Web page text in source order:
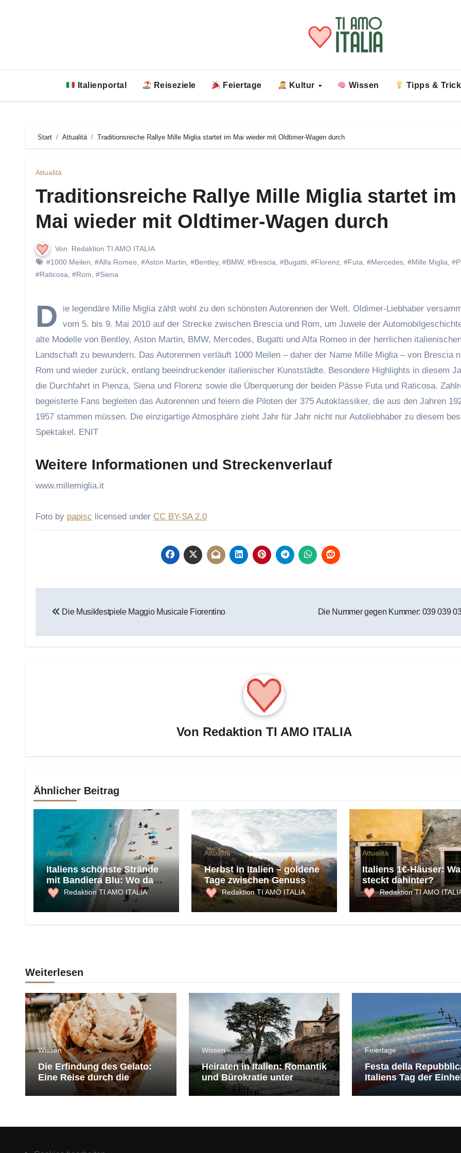
Italienportal Reiseziele Feiertage Kultur Wissen Tipps &
Start Attualità Traditionsreiche Rallye Mille Miglia startet im Mai wieder mit Oldtimer-Wagen durch
Attualità
Traditionsreiche Rallye Mille Miglia startet im
Mai wieder mit Oldtimer-Wagen durch
Von
Redaktion TI AMO ITALIA
#1000 Meilen #Alfa Romeo #Aston Martin #Bentley, #BMW, #Brescia #Bugatti #Florenz #Futa #Mercedes #Mille Miglia
#Raticosa #Rom #Siena
D
ie legendäre Mille Miglia zählt wohl zu den schönsten Autorennen der Welt. Oldimer-Liebhaber
vom 5. bis 9. Mai 2010 auf der Strecke zwischen Brescia und Rom, um Juwele der
alte Modelle von Bentley, Aston Martin, BMW, Mercedes, Bugatti und Alfa Romeo in der herrlichen
Landschaft zu bewundern. Das Autorennen verläuft 1000 Meilen – daher der Name Mille Miglia – von Brescia
Rom und wieder zurück, entlang beeindruckender italienischer Kunststädte. Besondere Highlights in diesem
die Durchfahrt in Pienza, Siena und Florenz sowie die Überquerung der beiden Pässe Futa und Raticosa.
begeisterte Fans begleiten das Autorennen und feiern die Piloten der 375 Autoklassiker, die aus den Jahren
1957 stammen müssen. Die einzigartige Atmosphäre zieht Jahr für Jahr nicht nur Autoliebhaber zu diesem
Spektakel. ENIT
Weitere Informationen und Streckenverlauf
www.millemiglia.it
Foto by papisc licensed under CC BY-SA 2.0
Die Musikfestpiele Maggio Musicale Fiorentino Die Nummer gegen Kummer: 039 039
Von Redaktion TI AMO ITALIA
Ähnlicher Beitrag
Attualità
Italiens schönste Strände
mit Bandiera Blu: Wo das
Meer 2026 am saubersten
ist
Redaktion TI AMO ITALIA
Attualità
Herbst in Italien – goldene
Tage zwischen Genuss
und Kultur
Redaktion TI AMO ITALIA
Attualità
Italiens 1€-Häuser:
steckt dahinter?
Redaktion TI AMO
Weiterlesen
Wissen
Die Erfindung des Gelato:
Eine Reise durch die
Geschichte der Eiscreme
Wissen
Heiraten in Italien: Romantik
und Bürokratie unter
mediterranem Himmel
Feiertage
Festa della
Italiens Tag der
Freiheit